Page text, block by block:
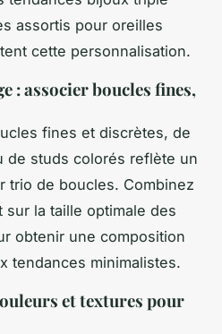
assortis pour oreilles
cette personnalisation.
: associer boucles fines,
fines et discrètes, de
de studs colorés reflète un
trio de boucles. Combinez
la taille optimale des
obtenir une composition
tendances minimalistes.
et textures pour